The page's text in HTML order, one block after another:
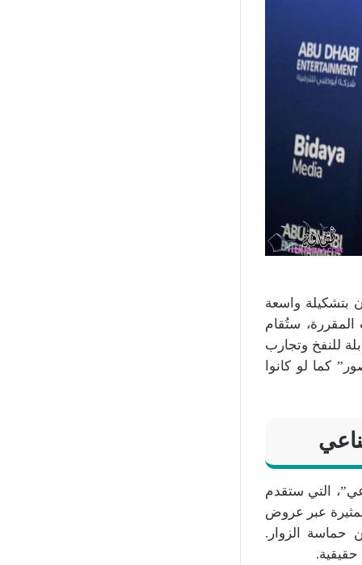
بتشكيلة واسعة
المقررة، ستُقام
للنفخ وتجارب
كما لو كانوا
التي ستقدم
عبر عروض
حماسة الزوار.